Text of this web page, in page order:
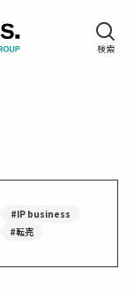
#IP business
#転売